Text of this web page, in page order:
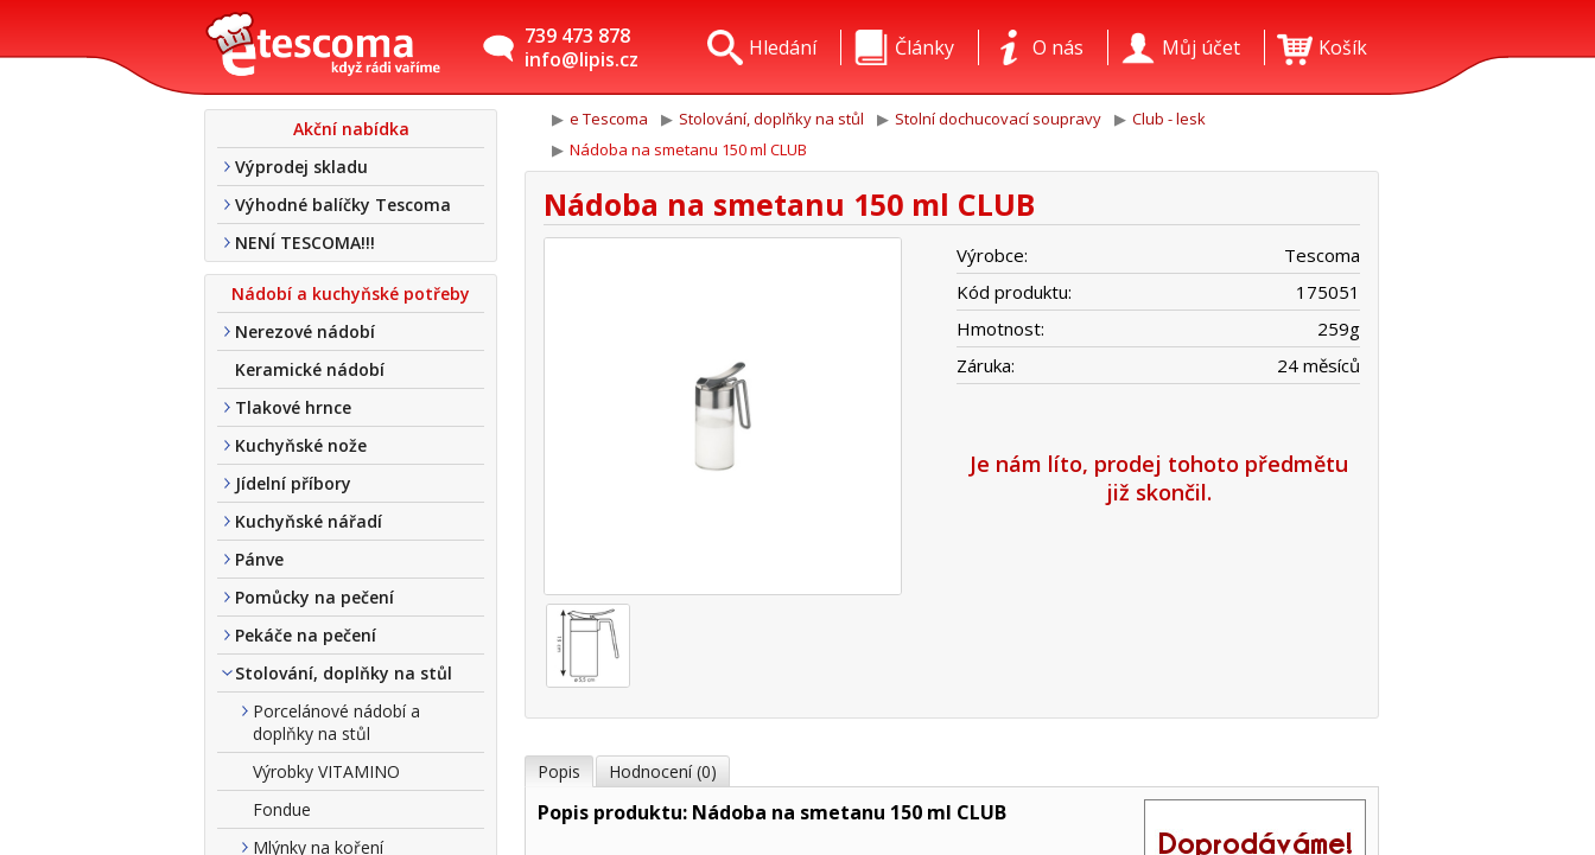
739 473 878
info@lipis.cz
Košík
Můj účet
O nás
Články
Hledání
Akční nabídka
Výprodej skladu
Výhodné balíčky Tescoma
NENÍ TESCOMA!!!
Nádobí a kuchyňské potřeby
Nerezové nádobí
Keramické nádobí
Tlakové hrnce
Kuchyňské nože
Jídelní příbory
Kuchyňské nářadí
Pánve
Pomůcky na pečení
Pekáče na pečení
Stolování, doplňky na stůl
Porcelánové nádobí a
doplňky na stůl
Výrobky VITAMINO
Fondue
Mlýnky na koření
e Tescoma Stolování, doplňky na stůl Stolní dochucovací soupravy
Club - lesk
Nádoba na smetanu 150 ml CLUB
Nádoba na smetanu 150 ml CLUB
Výrobce:
Tescoma
Kód produktu:
175051
Hmotnost:
259g
Záruka:
24 měsíců
Je nám líto, prodej tohoto předmětu
již skončil.
Popis Hodnocení (0)
Popis produktu: Nádoba na smetanu 150 ml CLUB